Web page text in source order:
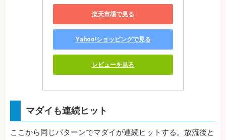
楽天市場で見る
Yahoo!ショッピングで見る
レビューを見る
マダイも連続ヒット
ここから同じパターンでマダイが連続ヒットする。放流後と